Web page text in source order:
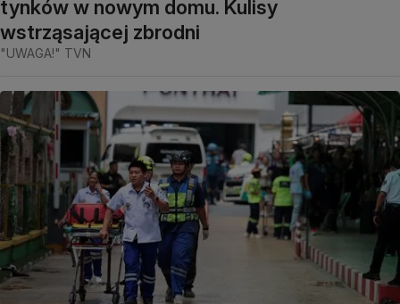
tynków w nowym domu. Kulisy
wstrząsającej zbrodni
"UWAGA!" TVN